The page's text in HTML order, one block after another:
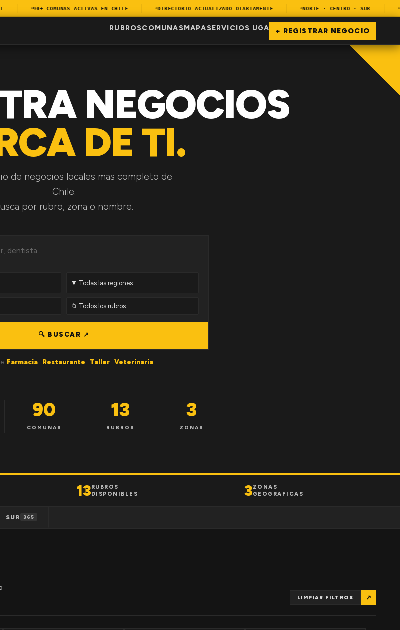
90+ COMUNAS ACTIVAS EN CHILE DIRECTORIO ACTUALIZADO DIARIAMENTE NORTE · CENTRO · SUR
RUBROSCOMUNASMAPASERVICIOS UGA + REGISTRAR NEGOCIO
NEGOCIOS
DE TI.
de negocios locales mas completo de
Chile.
por rubro, zona o nombre.
🔍 BUSCAR ↗
Farmacia · Restaurante · Taller · Veterinaria
90
COMUNAS
13
RUBROS
3
ZONAS
13RUBROS
DISPONIBLES
3ZONAS
GEOGRAFICAS
SUR 365
LIMPIAR FILTROS ↗